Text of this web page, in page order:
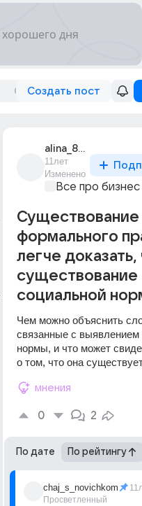
Создать пост
alina_8115
11лет
Изменено
Все про бизнес
Существование
формального
легче
существование
социальной
Чем можно объяснить
связанные с выявлением
нормы, и что может
о том, что она
мнения
0 2
По дате По рейтингу
chaj_s_novichkom
Просветленный